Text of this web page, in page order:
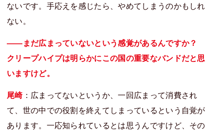
ないです。手応えを感じたら、やめてしまうのかもしれ
ない。
――まだ広まっていないという感覚があるんですか？
クリープハイプは明らかにこの国の重要なバンドだと思
いますけど。
尾崎：広まってないというか、一回広まって消費され
て、世の中での役割を終えてしまっているという自覚が
あります。一応知られているとは思うんですけど、その